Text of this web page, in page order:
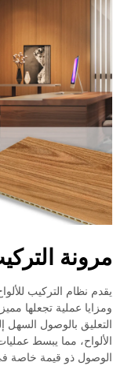
مرونة
يقدم نظام التركيب
ومزايا عملية تجعلها
التعليق بالوصول
الألواح، مما يبسط
الوصول ذو قيمة خاصة